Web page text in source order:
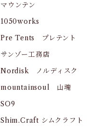
マウンテン
1050works
Pre Tents プレテント
サンゾー工務店
Nordisk ノルディスク
mountainsoul 山魂
SO9
Shim.Craft シムクラフト